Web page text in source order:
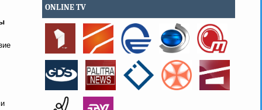
ONLINE TV